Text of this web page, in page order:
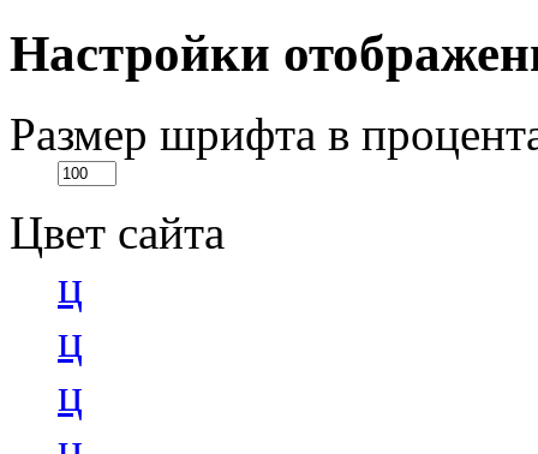
Настройки
Размер шрифта в
Цвет сайта
ц
ц
ц